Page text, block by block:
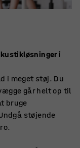
i
i meget støj. Du
går helt op til
bruge
støjende